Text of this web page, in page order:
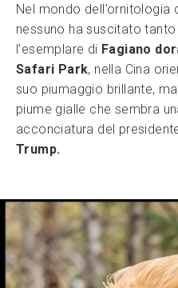
Nel mondo dell’ornitologia
nessuno ha suscitato
l’esemplare di Fagiano
Safari Park, nella Cina
suo piumaggio brillante,
piume gialle che sembra
acconciatura del
Trump.